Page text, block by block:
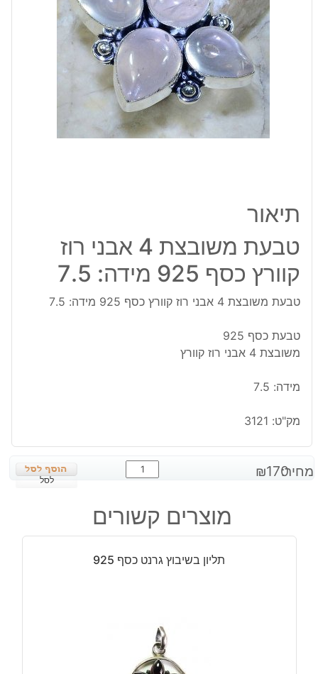
תיאור
טבעת משובצת 4 אבני רוז
קוורץ כסף 925 מידה: 7.5
טבעת משובצת 4 אבני רוז קוורץ כסף 925 מידה: 7.5
טבעת כסף 925
משובצת 4 אבני רוז קוורץ
מידה: 7.5
מק"ט: 3121
מחיר: ₪170
כמות
של
משובצת
4
רוז
מידה:
7.5
לסל
מוצרים קשורים
תליון בשיבוץ גרנט כסף 925